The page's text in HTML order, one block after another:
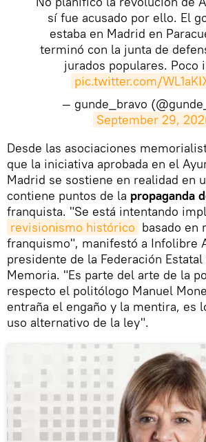
sí fue acusado por ello. El
estaba en Madrid en
terminó con la junta de
jurados populares. Poco
pic.twitter.com/
— gunde_bravo
September 29,
Desde las asociaciones
que la iniciativa aprobada en el
Madrid se sostiene en realidad en
contiene puntos de la propaganda
franquista. "Se está intentando
revisionismo histórico basado en
franquismo", manifestó a Infolibre
presidente de la Federación
Memoria. "Es parte del arte de la
respecto el politólogo Manuel
entraña el engaño y la mentira, es
uso alternativo de la ley".